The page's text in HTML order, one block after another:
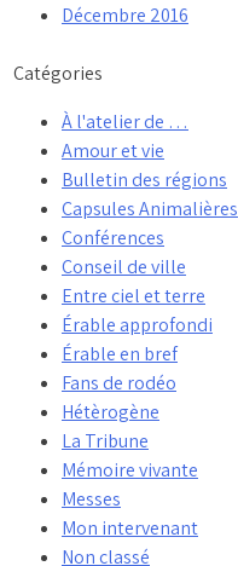
Décembre 2016
Catégories
À l'atelier de …
Amour et vie
Bulletin des régions
Capsules Animalières
Conférences
Conseil de ville
Entre ciel et terre
Érable approfondi
Érable en bref
Fans de rodéo
Hétèrogène
La Tribune
Mémoire vivante
Messes
Mon intervenant
Non classé